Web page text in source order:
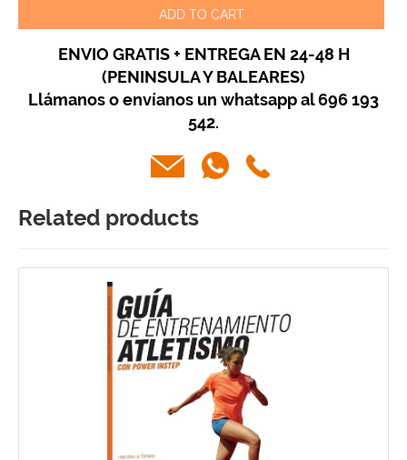
ADD TO CART
ENVIO GRATIS + ENTREGA EN 24-48 H
(PENINSULA Y BALEARES)
Llámanos o envíanos un whatsapp al 696 193
542.
Related products